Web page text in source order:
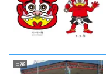
日常